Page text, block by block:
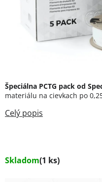
Skladom(1 ks)
Špeciálna PCTG pack od
materiálu na cievkach po